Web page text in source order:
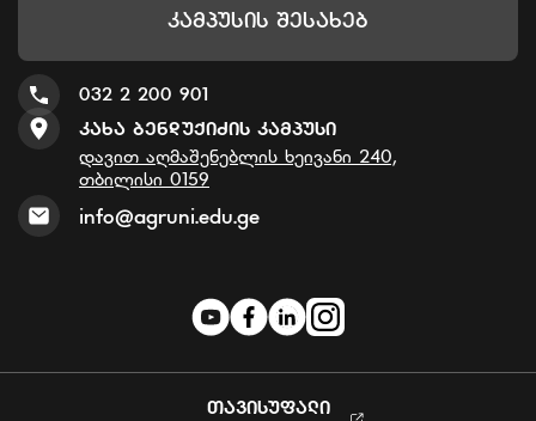
Კამპუსის Შესახებ
032 2 200 901
Კახა Ბენდუქიძის Კამპუსი
დავით აღმაშენებლის ხეივანი 240,
თბილისი 0159
info@agruni.edu.ge
ᲗᲐᲕᲘᲡᲣᲤᲐᲚᲘ